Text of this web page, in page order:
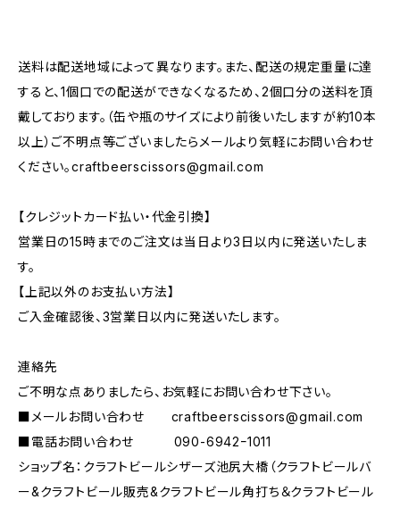
送料は配送地域によって異なります。また、配送の規定重量に達
すると、1個口での配送ができなくなるため、2個口分の送料を頂
戴しております。（缶や瓶のサイズにより前後いたしますが約10本
以上）ご不明点等ございましたらメールより気軽にお問い合わせ
ください。craftbeerscissors@gmail.com
【クレジットカード払い・代金引換】
営業日の15時までのご注文は当日より3日以内に発送いたしま
す。
【上記以外のお支払い方法】
ご入金確認後、3営業日以内に発送いたします。
連絡先
ご不明な点ありましたら、お気軽にお問い合わせ下さい。
■メールお問い合わせ craftbeerscissors@gmail.com
■電話お問い合わせ 090-6942ｰ1011
ショップ名：クラフトビールシザーズ池尻大橋（クラフトビールバ
ー&クラフトビール販売&クラフトビール角打ち＆クラフトビール